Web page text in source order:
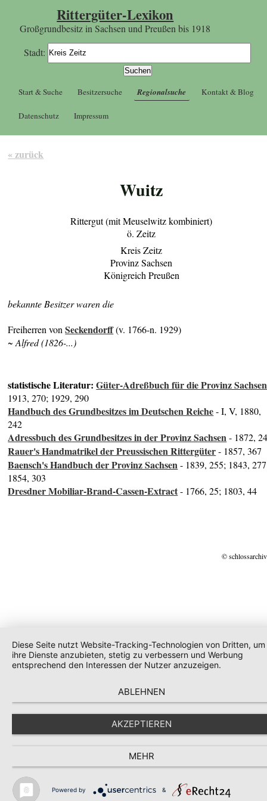
Rittergüter-Lexikon
Großgrundbesitz in Sachsen und Preußen bis 1918
Stadt:
Start & Suche Besitzersuche Regionalsuche Kontakt & Blog
Datenschutz Impressum
« zurück
Wuitz
Rittergut (mit Meuselwitz kombiniert)
ö. Zeitz
Kreis Zeitz
Provinz Sachsen
Königreich Preußen
bekannte Besitzer waren die
Freiherren vonSeckendorff(v. 1766-n. 1929)
~ Alfred (1826-...)
statistische Literatur:Güter-Adreßbuch für die Provinz Sachsen
1913, 270; 1929, 290
Handbuch des Grundbesitzes im Deutschen Reiche- I, V, 1880,
242
Adressbuch des Grundbesitzes in der Provinz Sachsen- 1872,
Rauer's Handmatrikel der Preussischen Rittergüter- 1857, 367
Baensch's Handbuch der Provinz Sachsen- 1839, 255; 1843,
1854, 303
Dresdner Mobiliar-Brand-Cassen-Extract- 1766, 25; 1803, 44
©
Diese Seite nutzt Website-Tracking-Technologien von Dritten, um
ihre Dienste anzubieten, stetig zu verbessern und Werbung
entsprechend den Interessen der Nutzer anzuzeigen.
ABLEHNEN
AKZEPTIEREN
MEHR
Powered by &